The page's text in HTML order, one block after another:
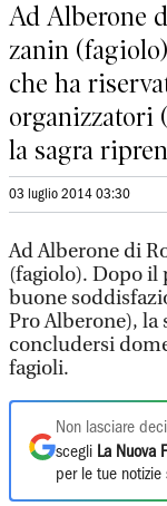
Ad Alberone
zanin
che ha
organizzatori
la sagra
03 luglio 2014 03:30
Ad Alberone di
(fagiolo). Dopo il
buone
Pro Alberone), la
concludersi
fagioli.
Non lasciare
scegli La Nuova
per le tue notizie